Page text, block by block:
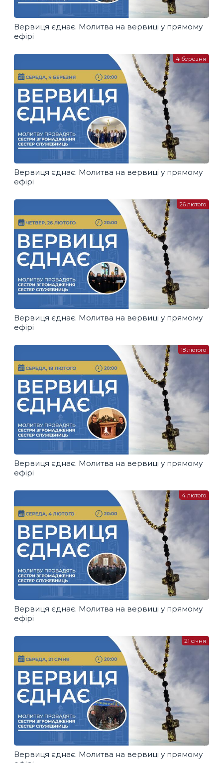
Вервиця єднає. Молитва на вервиці у прямому
ефірі
Вервиця єднає. Молитва на вервиці у прямому
ефірі
4 березня
Вервиця єднає. Молитва на вервиці у прямому
ефірі
26 лютого
Вервиця єднає. Молитва на вервиці у прямому
ефірі
18 лютого
Вервиця єднає. Молитва на вервиці у прямому
ефірі
4 лютого
Вервиця єднає. Молитва на вервиці у прямому
21 січня